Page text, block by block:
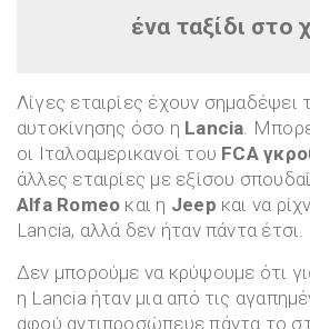
ένα ταξίδι στο
Λίγες εταιρίες έχουν σημαδέψει
αυτοκίνησης όσο η Lancia .
οι Ιταλοαμερικανοί του FCA
άλλες εταιρίες με εξίσου
Alfa Romeo και η Jeep και να
Lancia, αλλά δεν ήταν πάντα έτσι.
Δεν μπορούμε να κρύψουμε ότι
η Lancia ήταν μια από τις
αφού αντιπροσώπευε πάντα το